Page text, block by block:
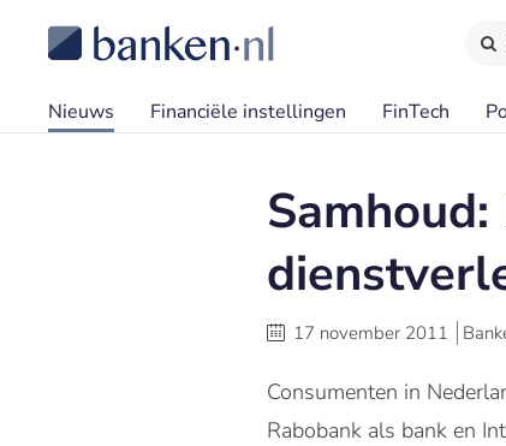
Nieuws Financiële instellingen FinTech
17 november 2011
Consumenten in
Rabobank als bank en